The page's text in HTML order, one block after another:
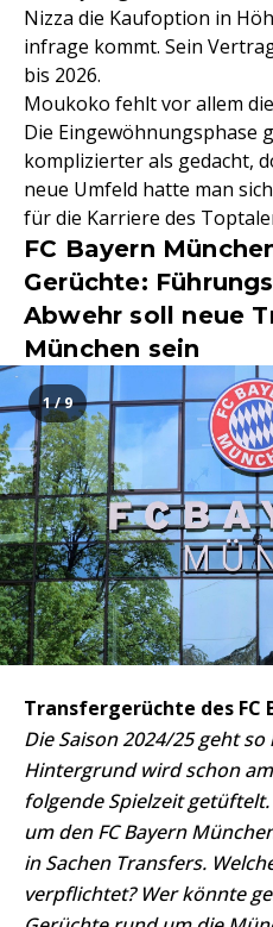
Nizza die Kaufoption in
infrage kommt. Sein
bis 2026.
Moukoko fehlt vor allem
Die Eingewöhnungsphase
komplizierter als gedacht,
neue Umfeld hatte man
für die Karriere des
FC Bayern
Gerüchte:
Abwehr soll neue
München sein
Transfergerüchte des FC
Die Saison 2024/25 geht
Hintergrund wird schon
folgende Spielzeit
um den FC Bayern
in Sachen Transfers.
verpflichtet? Wer könnte
1 / 9